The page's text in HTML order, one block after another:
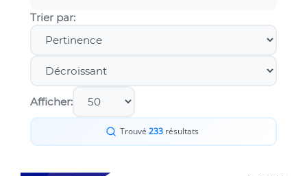
Trier par:
Afficher:
Trouvé 233résultats